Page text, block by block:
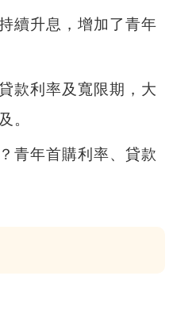
續升息，增加了青年
款利率及寬限期 ，大
。
青年首購利率、貸款